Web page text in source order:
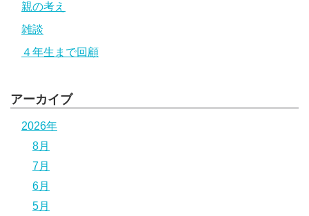
親の考え
雑談
４年生まで回顧
アーカイブ
2026年
8月
7月
6月
5月